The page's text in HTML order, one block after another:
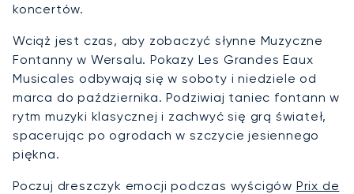
koncertów.
Wciąż jest czas, aby zobaczyć słynne Muzyczne
Fontanny w Wersalu. Pokazy Les Grandes Eaux
Musicales odbywają się w soboty i niedziele od
marca do października. Podziwiaj taniec fontann w
rytm muzyki klasycznej i zachwyć się grą świateł,
spacerując po ogrodach w szczycie jesiennego
piękna.
Poczuj dreszczyk emocji podczas wyścigów Prix de